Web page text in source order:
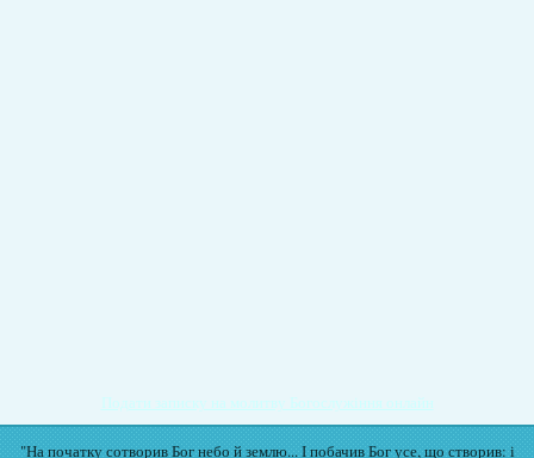
Подати записку на молитву Богослужіння онлайн
"На початку сотворив Бог небо й землю... І побачив Бог усе, що створив: і